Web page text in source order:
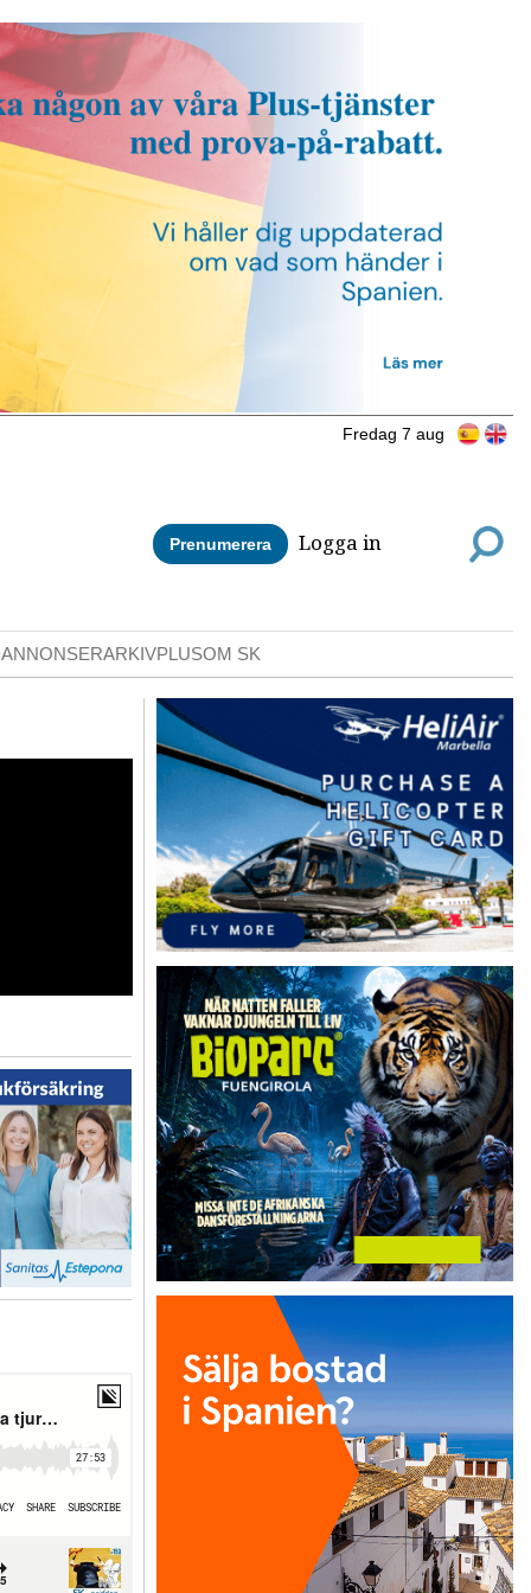
Fredag 7 aug
Prenumerera Logga in
ARKIVPLUSOM SK